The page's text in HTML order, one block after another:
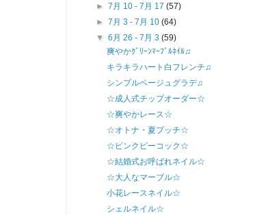
►7月 10 - 7月 17(57)
►7月 3 - 7月 10(64)
▼6月 26 - 7月 3(59)
爽やかｸﾞﾘｰﾝﾏｰﾌﾞﾙﾈｲﾙ♫
キラキラハート白フレンチ♫
シンプルベージュグラデ♫
☆成人式チップオーダー☆
☆爽やかレース☆
☆オトナ・夏プッチ☆
☆ピンクピーコック☆
☆結婚式お呼ばれネイル☆
☆大人なマーブル☆
小花レースネイル☆
シェルネイル☆